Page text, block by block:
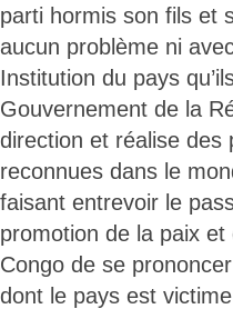
parti hormis son fils et
aucun problème ni
Institution du pays
Gouvernement de la
direction et réalise des
reconnues dans le
faisant entrevoir le
promotion de la paix et
Congo de se
dont le pays est